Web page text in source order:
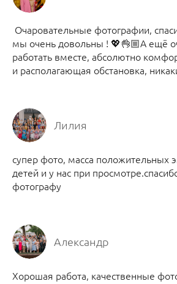
Очаровательные фотографии,
мы очень довольны ! 💖👌🏼А ещё
работать вместе, абсолютно
и располагающая обстановка,
Лилия
супер фото, масса положительных
детей и у нас при
фотографу
Александр
Хорошая работа, качественные